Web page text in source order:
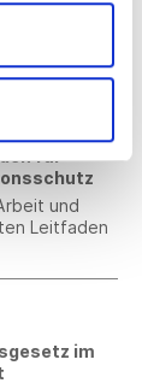
für
und
Leitfaden
im